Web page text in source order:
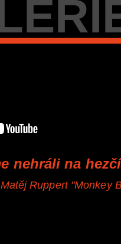
nehráli na
Matěj Ruppert "Monkey